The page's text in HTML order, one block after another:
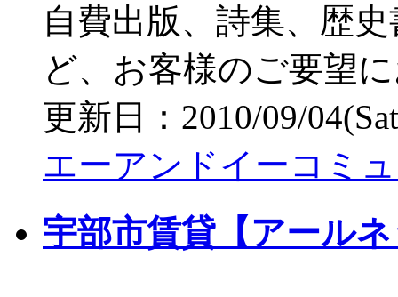
自費出版、詩集、歴
ど、お客様のご要望
更新日：2010/09/
エーアンドイーコミ
宇部市賃貸【アール